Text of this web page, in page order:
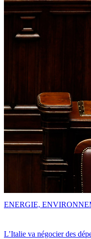
L’Italie va négocier des
ENERGIE,